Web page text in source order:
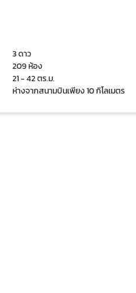
3 ดาว
209 ห้อง
21 - 42 ตร.ม.
ห่างจากสนามบินเพียง 10 กิโลเมตร